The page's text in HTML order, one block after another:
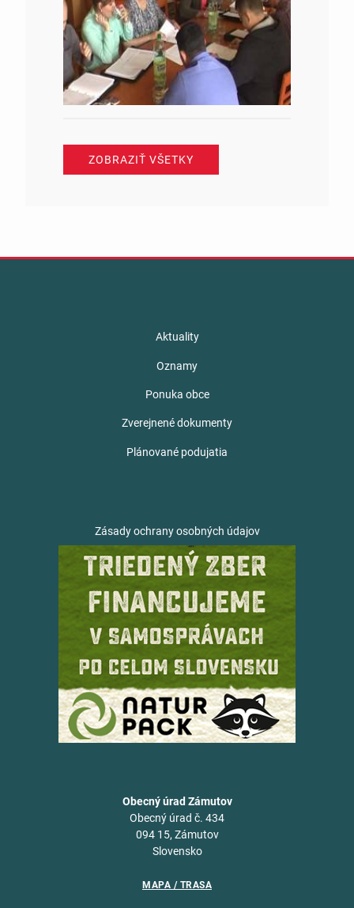
ZOBRAZIŤ VŠETKY
Aktuality
Oznamy
Ponuka obce
Zverejnené dokumenty
Plánované podujatia
Zásady ochrany osobných údajov
Obecný úrad Zámutov
Obecný úrad č. 434
094 15, Zámutov
Slovensko
MAPA / TRASA